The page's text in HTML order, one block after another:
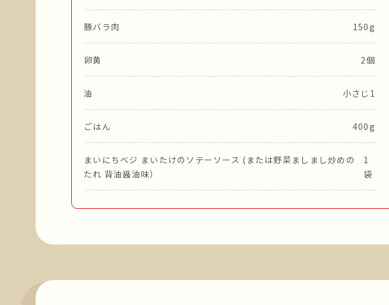
豚バラ肉 150g
卵黄 2個
油 小さじ1
ごはん 400g
まいにちベジ まいたけのソテーソース (または野菜ましまし炒めの
たれ 背油醤油味）
1
袋